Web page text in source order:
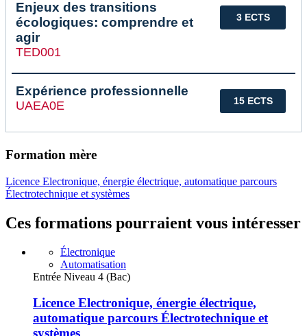
3 ECTS
Enjeux des transitions
écologiques: comprendre et
agir
TED001
15 ECTS
Expérience professionnelle
UAEA0E
Formation mère
Licence Electronique, énergie électrique, automatique parcours
Électrotechnique et systèmes
Ces formations pourraient vous intéresser
Électronique
Automatisation
Entrée Niveau 4 (Bac)
Licence Electronique, énergie électrique,
automatique parcours Électrotechnique et